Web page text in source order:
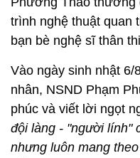
trình nghệ thuật quan
bạn bè nghệ sĩ thân
Vào ngày sinh nhật 6/
nhân, NSND Phạm
phúc và viết lời ngọt
đội làng - "người lính"
nhưng luôn mang